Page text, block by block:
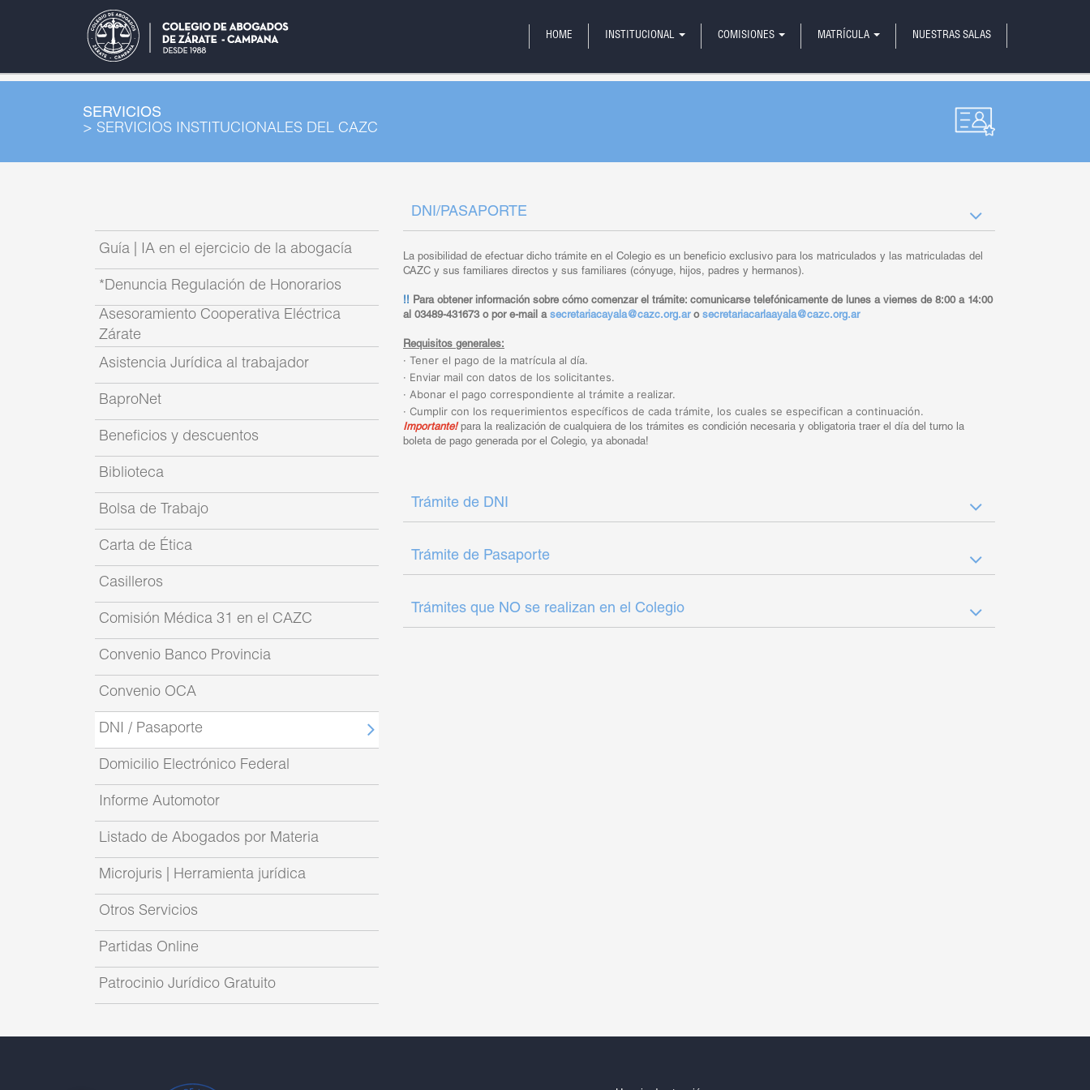
HOME INSTITUCIONAL COMISIONES MATRÍCULA NUESTRAS SALAS
SERVICIOS
> SERVICIOS INSTITUCIONALES DEL CAZC
Guía | IA en el ejercicio de la abogacía
*Denuncia Regulación de Honorarios
Asesoramiento Cooperativa Eléctrica
Zárate
Asistencia Jurídica al trabajador
BaproNet
Beneficios y descuentos
Biblioteca
Bolsa de Trabajo
Carta de Ética
Casilleros
Comisión Médica 31 en el CAZC
Convenio Banco Provincia
Convenio OCA
DNI / Pasaporte
Domicilio Electrónico Federal
Informe Automotor
Listado de Abogados por Materia
Microjuris | Herramienta jurídica
Otros Servicios
Partidas Online
Patrocinio Jurídico Gratuito
DNI/PASAPORTE
La posibilidad de efectuar dicho trámite en el Colegio es un beneficio exclusivo para los matriculados y las matriculadas del
CAZC y sus familiares directos y sus familiares (cónyuge, hijos, padres y hermanos).
!! Para obtener información sobre cómo comenzar el trámite: comunicarse telefónicamente de lunes a viernes de 8:00 a 14:00
al 03489-431673 o por e-mail a secretariacayala@cazc.org.aro secretariacarlaayala@cazc.org.ar
Requisitos generales:
· Tener el pago de la matrícula al día.
· Enviar mail con datos de los solicitantes.
· Abonar el pago correspondiente al trámite a realizar.
· Cumplir con los requerimientos específicos de cada trámite, los cuales se especifican a continuación.
Importante! para la realización de cualquiera de los trámites es condición necesaria y obligatoria traer el día del turno la
boleta de pago generada por el Colegio, ya abonada!
Trámite de DNI
Trámite de Pasaporte
Trámites que NO se realizan en el Colegio